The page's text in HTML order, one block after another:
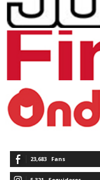
23,683 Fans